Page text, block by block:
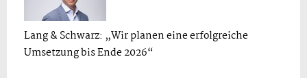
Lang & Schwarz: „Wir planen eine erfolgreiche
Umsetzung bis Ende 2026“